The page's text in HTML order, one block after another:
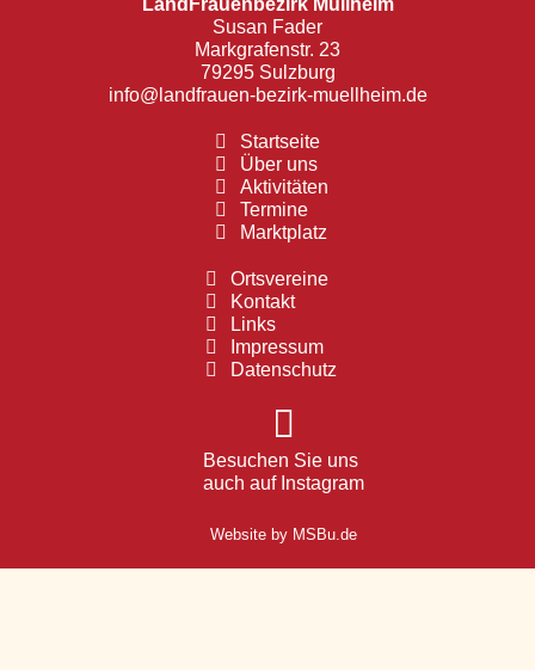
LandFrauenbezirk Müllheim
Susan Fader
Markgrafenstr. 23
79295 Sulzburg
info@landfrauen-bezirk-muellheim.de
Startseite
Über uns
Aktivitäten
Termine
Marktplatz
Ortsvereine
Kontakt
Links
Impressum
Datenschutz
Besuchen Sie uns
auch auf Instagram
Website by MSBu.de